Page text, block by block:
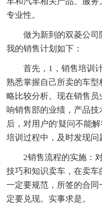
专业性。
做为新到的双菱公司
我的销售计划如下：
首先，1，销售培训计
熟悉掌握自己所卖的车
略比较分析。现在销售
响销售部的业绩，产品
后，对用户的'疑问不能
培训过程中，及时发现
2销售流程的实施：对
技巧和知识卖车，在卖
一定要规范，所签的合
定要兑现。实事求是。